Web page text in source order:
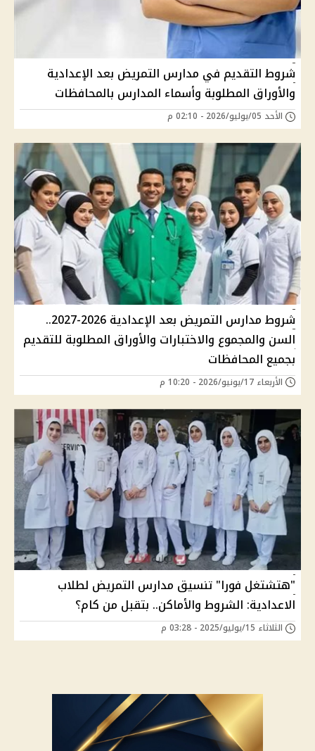
شروط التقديم في مدارس التمريض بعد الإعدادية
والأوراق المطلوبة وأسماء المدارس بالمحافظات
الأحد 05/يوليو/2026 - 02:10 م
شروط مدارس التمريض بعد الإعدادية 2026-2027..
السن والمجموع والاختبارات والأوراق المطلوبة للتقديم
بجميع المحافظات
الأربعاء 17/يونيو/2026 - 10:20 م
"هتشتغل فورا" تنسيق مدارس التمريض لطلاب
الاعدادية: الشروط والأماكن.. بتقبل من كام؟
الثلاثاء 15/يوليو/2025 - 03:28 م